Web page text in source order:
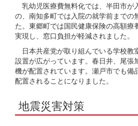
乳幼児医療費無料化では、半田市が
の、南知多町では入院の就学前までの
た。東郷町では国民健康保険の高額療
実現し、窓口負担が軽減されました。
日本共産党が取り組んでいる学校教
設置が広がっています。春日井、尾張
機が配置されています。瀬戸市でも備
配置されることになりました。
地震災害対策